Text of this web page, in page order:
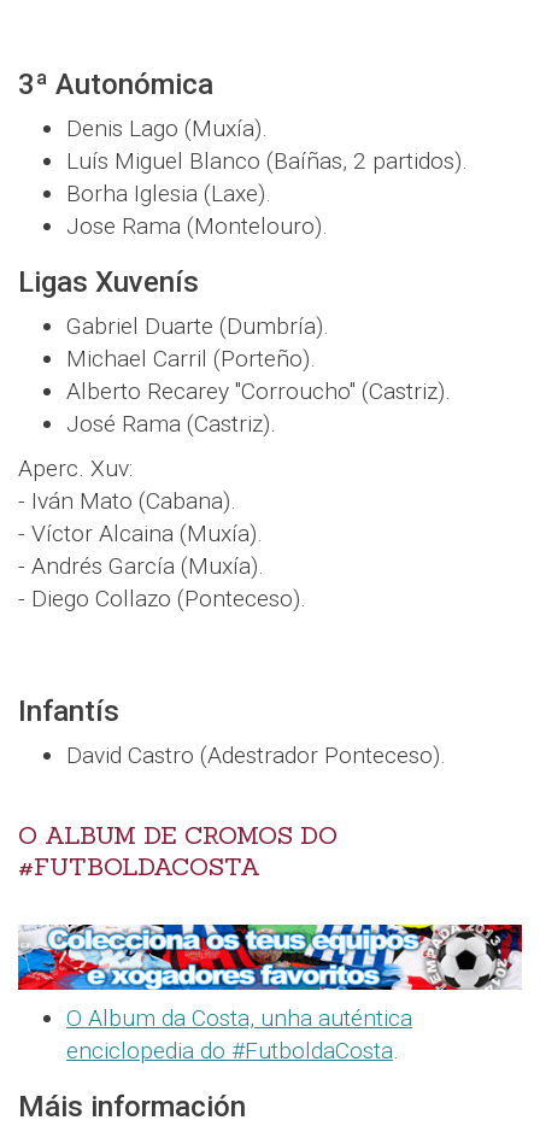
3ª Autonómica
Denis Lago (Muxía).
Luís Miguel Blanco (Baíñas, 2 partidos).
Borha Iglesia (Laxe).
Jose Rama (Montelouro).
Ligas Xuvenís
Gabriel Duarte (Dumbría).
Michael Carril (Porteño).
Alberto Recarey "Corroucho" (Castriz).
José Rama (Castriz).
Aperc. Xuv:
- Iván Mato (Cabana).
- Víctor Alcaina (Muxía).
- Andrés García (Muxía).
- Diego Collazo (Ponteceso).
Infantís
David Castro (Adestrador Ponteceso).
O ALBUM DE CROMOS DO
#FUTBOLDACOSTA
O Album da Costa, unha auténtica
enciclopedia do #FutboldaCosta.
Máis información